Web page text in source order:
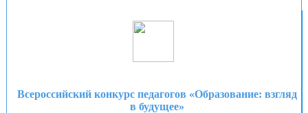
Всероссийский конкурс педагогов «Образование: взгляд
в будущее»